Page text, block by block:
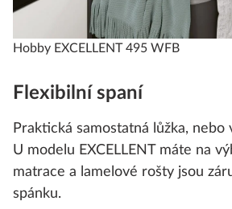
Hobby EXCELLENT 495 WFB
Flexibilní spaní
Praktická samostatná lůžka, nebo
U modelu EXCELLENT máte na
matrace a lamelové rošty jsou
spánku.